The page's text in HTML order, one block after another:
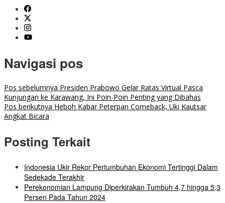
Navigasi pos
Pos sebelumnya Presiden Prabowo Gelar Ratas Virtual Pasca
Kunjungan ke Karawang, Ini Poin-Poin Penting yang Dibahas
Pos berikutnya Heboh Kabar Peterpan Comeback, Uki Kautsar
Angkat Bicara
Posting Terkait
Indonesia Ukir Rekor Pertumbuhan Ekonomi Tertinggi Dalam
Sedekade Terakhir
Perekonomian Lampung Diperkirakan Tumbuh 4,7 hingga 5,3
Persen Pada Tahun 2024